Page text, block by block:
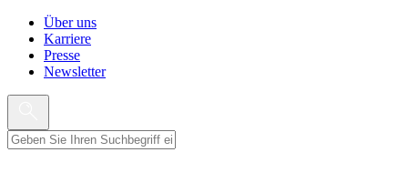
Über uns
Karriere
Presse
Newsletter